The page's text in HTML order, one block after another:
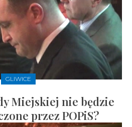
GLIWICE
Miejskiej nie będzie
przez POPiS?